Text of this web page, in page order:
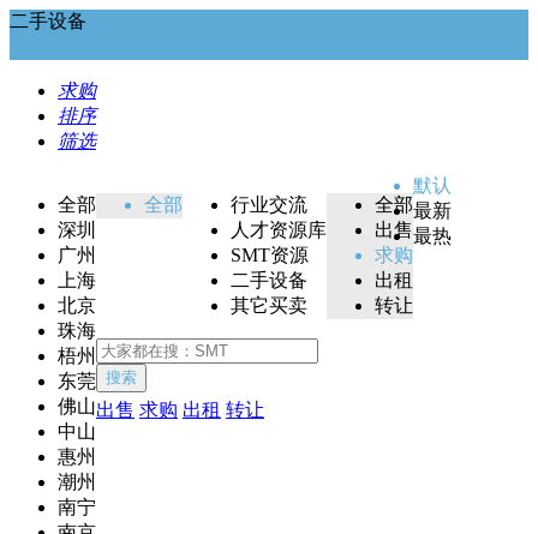
二手设备
求购
排序
筛选
全部
深圳
广州
上海
北京
珠海
梧州
东莞
佛山
中山
惠州
潮州
南宁
全部
行业交流
人才资源库
SMT资源
二手设备
其它买卖
全部
出售
求购
出租
转让
默认
最新
最热
搜索
出售 求购 出租 转让